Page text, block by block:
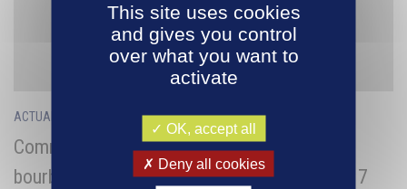
ACTUALITÉS DÉLIBERATIONS 2016 18 MAI, 2016
Communauté de communes de la Montagne
bourbonnaise – Conseil communautaire du 17
This site uses cookies
and gives you control
over what you want to
activate
OK, accept all
Deny all cookies